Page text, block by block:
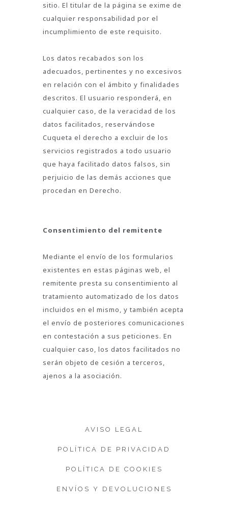
sitio. El titular de la página se exime de
cualquier responsabilidad por el
incumplimiento de este requisito.
Los datos recabados son los
adecuados, pertinentes y no excesivos
en relación con el ámbito y finalidades
descritos. El usuario responderá, en
cualquier caso, de la veracidad de los
datos facilitados, reservándose
Cuqueta el derecho a excluir de los
servicios registrados a todo usuario
que haya facilitado datos falsos, sin
perjuicio de las demás acciones que
procedan en Derecho.
Consentimiento del remitente
Mediante el envío de los formularios
existentes en estas páginas web, el
remitente presta su consentimiento al
tratamiento automatizado de los datos
incluidos en el mismo, y también acepta
el envío de posteriores comunicaciones
en contestación a sus peticiones. En
cualquier caso, los datos facilitados no
serán objeto de cesión a terceros,
ajenos a la asociación.
AVISO LEGAL
POLÍTICA DE PRIVACIDAD
POLÍTICA DE COOKIES
ENVÍOS Y DEVOLUCIONES